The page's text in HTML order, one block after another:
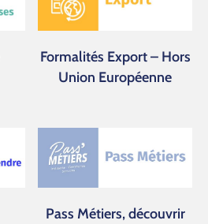
Formalités Export – Hors
Union Européenne
Pass Métiers, découvrir